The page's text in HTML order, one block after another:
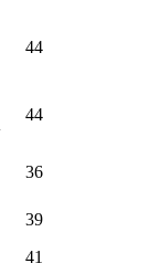
44
44
36
39
41